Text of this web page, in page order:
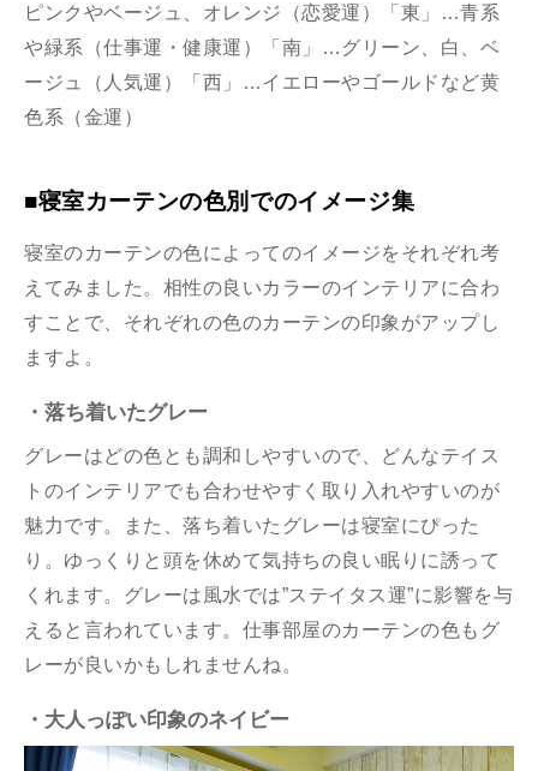
ピンクやベージュ、オレンジ（恋愛運）「東」…青系
や緑系（仕事運・健康運）「南」…グリーン、白、ベ
ージュ（人気運）「西」…イエローやゴールドなど黄
色系（金運）
■寝室カーテンの色別でのイメージ集
寝室のカーテンの色によってのイメージをそれぞれ考
えてみました。相性の良いカラーのインテリアに合わ
すことで、それぞれの色のカーテンの印象がアップし
ますよ。
・落ち着いたグレー
グレーはどの色とも調和しやすいので、どんなテイス
トのインテリアでも合わせやすく取り入れやすいのが
魅力です。また、落ち着いたグレーは寝室にぴった
り。ゆっくりと頭を休めて気持ちの良い眠りに誘って
くれます。グレーは風水では”ステイタス運”に影響を与
えると言われています。仕事部屋のカーテンの色もグ
レーが良いかもしれませんね。
・大人っぽい印象のネイビー